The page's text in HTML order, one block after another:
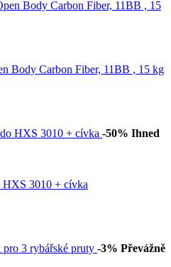
Body Carbon Fiber, 11BB , 15 kg
-50% Ihned
HXS 3010 + cívka
-3% Převážně